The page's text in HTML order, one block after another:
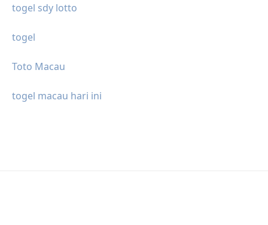
togel sdy lotto
togel
Toto Macau
togel macau hari ini